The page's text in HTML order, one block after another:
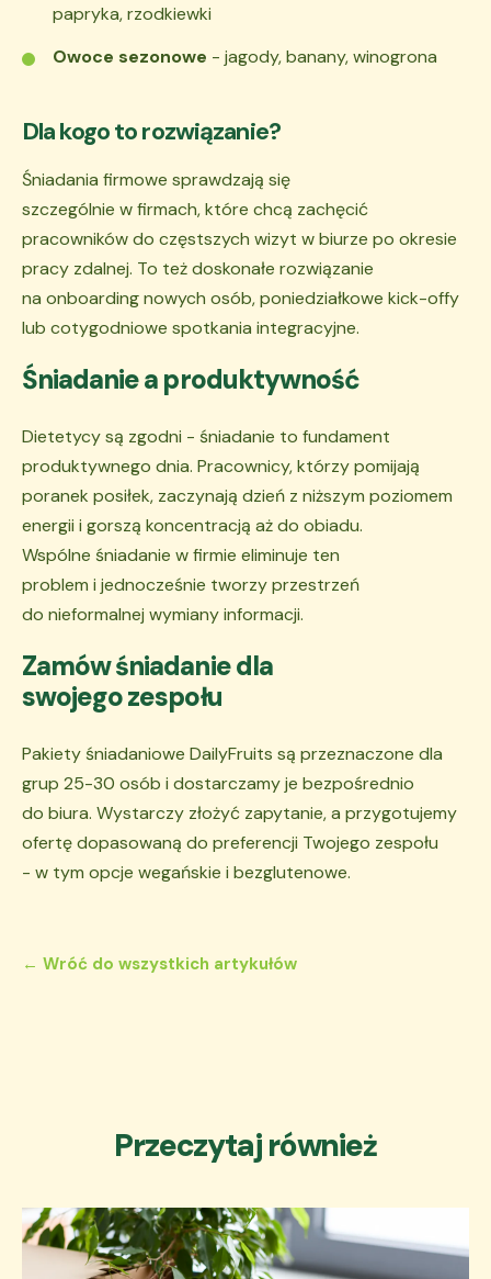
papryka, rzodkiewki
Owoce sezonowe - jagody, banany, winogrona
Dla kogo to rozwiązanie?
Śniadania firmowe sprawdzają się
szczególnie w firmach, które chcą zachęcić
pracowników do częstszych wizyt w biurze po okresie
pracy zdalnej. To też doskonałe rozwiązanie
na onboarding nowych osób, poniedziałkowe kick-offy
lub cotygodniowe spotkania integracyjne.
Śniadanie a produktywność
Dietetycy są zgodni - śniadanie to fundament
produktywnego dnia. Pracownicy, którzy pomijają
poranek posiłek, zaczynają dzień z niższym poziomem
energii i gorszą koncentracją aż do obiadu.
Wspólne śniadanie w firmie eliminuje ten
problem i jednocześnie tworzy przestrzeń
do nieformalnej wymiany informacji.
Zamów śniadanie dla
swojego zespołu
Pakiety śniadaniowe DailyFruits są przeznaczone dla
grup 25-30 osób i dostarczamy je bezpośrednio
do biura. Wystarczy złożyć zapytanie, a przygotujemy
ofertę dopasowaną do preferencji Twojego zespołu
- w tym opcje wegańskie i bezglutenowe.
← Wróć do wszystkich artykułów
Przeczytaj również